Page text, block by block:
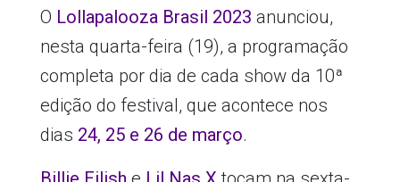
O Lollapalooza Brasil 2023 anunciou,
nesta quarta-feira (19), a programação
completa por dia de cada show da 10ª
edição do festival, que acontece nos
dias 24, 25 e 26 de março.